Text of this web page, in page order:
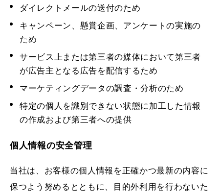
ダイレクトメールの送付のため
キャンペーン、懸賞企画、アンケートの実施の
ため
サービス上または第三者の媒体において第三者
が広告主となる広告を配信するため
マーケティングデータの調査・分析のため
特定の個人を識別できない状態に加工した情報
の作成および第三者への提供
個人情報の安全管理
当社は、お客様の個人情報を正確かつ最新の内容に
保つよう努めるとともに、目的外利用を行わないた